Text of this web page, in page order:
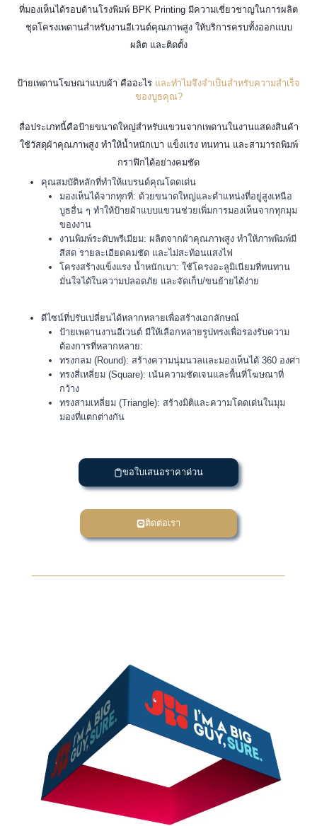
ที่มองเห็นได้รอบด้านโรงพิมพ์ BPK Printing มีความเชี่ยวชาญในการผลิต
ชุดโครงเพดานสำหรับงานอีเวนต์คุณภาพสูง ให้บริการครบทั้งออกแบบ
ผลิต และติดตั้ง
ป้ายเพดานโฆษณาแบบผ้า คืออะไร และทำไมจึงจำเป็นสำหรับความสำเร็จ
ของบูธคุณ?
สื่อประเภทนี้คือป้ายขนาดใหญ่สำหรับแขวนจากเพดานในงานแสดงสินค้า
ใช้วัสดุผ้าคุณภาพสูง ทำให้น้ำหนักเบา แข็งแรง ทนทาน และสามารถพิมพ์
กราฟิกได้อย่างคมชัด
คุณสมบัติหลักที่ทำให้แบรนด์คุณโดดเด่น
มองเห็นได้จากทุกที่: ด้วยขนาดใหญ่และตำแหน่งที่อยู่สูงเหนือ
บูธอื่น ๆ ทำให้ป้ายผ้าแบบแขวนช่วยเพิ่มการมองเห็นจากทุกมุม
ของงาน
งานพิมพ์ระดับพรีเมียม: ผลิตจากผ้าคุณภาพสูง ทำให้ภาพพิมพ์มี
สีสด รายละเอียดคมชัด และไม่สะท้อนแสงไฟ
โครงสร้างแข็งแรง น้ำหนักเบา: ใช้โครงอะลูมิเนียมที่ทนทาน
มั่นใจได้ในความปลอดภัย และจัดเก็บ/ขนย้ายได้ง่าย
ดีไซน์ที่ปรับเปลี่ยนได้หลากหลายเพื่อสร้างเอกลักษณ์
ป้ายเพดานงานอีเวนต์ มีให้เลือกหลายรูปทรงเพื่อรองรับความ
ต้องการที่หลากหลาย:
ทรงกลม (Round): สร้างความนุ่มนวลและมองเห็นได้ 360 องศา
ทรงสี่เหลี่ยม (Square): เน้นความชัดเจนและพื้นที่โฆษณาที่
กว้าง
ทรงสามเหลี่ยม (Triangle): สร้างมิติและความโดดเด่นในมุม
มองที่แตกต่างกัน
ขอใบเสนอราคาด่วน
ติดต่อเรา